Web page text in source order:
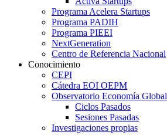
Programa Acelera Startups
Programa PADIH
Programa PIEEI
NextGeneration
Centro de Referencia Nacional
Conocimiento
CEPI
Cátedra EOI OEPM
Observatorio Economía Global
Ciclos Pasados
Sesiones Pasadas
Investigaciones propias